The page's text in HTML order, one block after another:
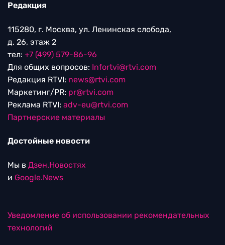
Редакция
115280, г. Москва, ул. Ленинская слобода,
д. 26, этаж 2
тел: +7 (499) 579-86-96
Для общих вопросов: Infortvi@rtvi.com
Редакция RTVI: news@rtvi.com
Маркетинг/PR: pr@rtvi.com
Реклама RTVI: adv-eu@rtvi.com
Партнерские материалы
Достойные новости
Мы в Дзен.Новостях
и Google.News
Уведомление об использовании рекомендательных
технологий